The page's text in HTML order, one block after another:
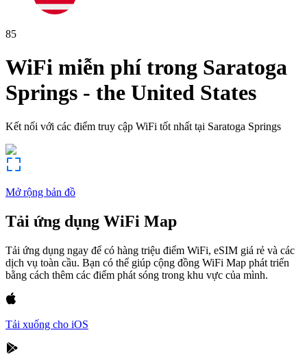
85
WiFi miễn phí trong Saratoga
Springs - the United States
Kết nối với các điểm truy cập WiFi tốt nhất tại Saratoga Springs
Mở rộng bản đồ
Tải ứng dụng WiFi Map
Tải ứng dụng ngay để có hàng triệu điểm WiFi, eSIM giá rẻ và các
dịch vụ toàn cầu. Bạn có thể giúp cộng đồng WiFi Map phát triển
bằng cách thêm các điểm phát sóng trong khu vực của mình.
Tải xuống cho iOS